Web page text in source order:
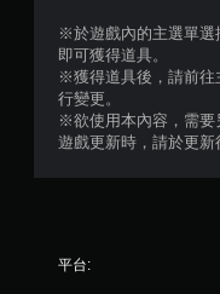
※於遊戲內的主選單選
即可獲得道具。
※獲得道具後，請前往
行變更。
※欲使用本內容，需要
遊戲更新時，請於更新
平台: